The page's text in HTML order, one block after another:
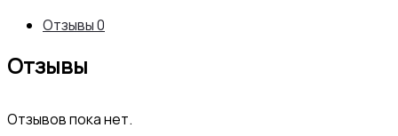
№055,
10г
Отзывы0
Отзывы
Отзывов пока нет.